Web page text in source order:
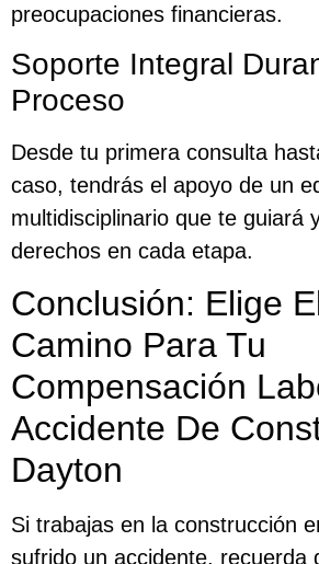
preocupaciones financieras.
Soporte Integral
Proceso
Desde tu primera consulta
caso, tendrás el apoyo de un
multidisciplinario que te guiará
derechos en cada etapa.
Conclusión: Elige
Camino Para Tu
Compensación
Accidente De
Dayton
Si trabajas en la construcción
sufrido un accidente, recuerda